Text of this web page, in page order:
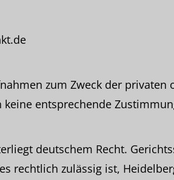
zum Zweck der
entsprechende
deutschem Recht.
rechtlich zulässig ist,